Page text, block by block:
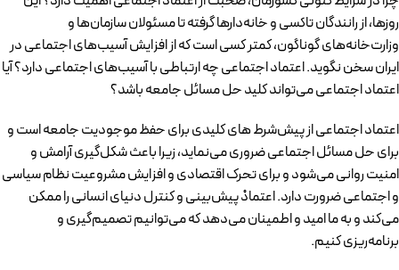
روزها، از رانندگان تاکسی و خانه‌دارها گرفته تا مسئولان سازمان‌ها و
وزارت‌خانه‌های گوناگون، کمتر کسی است که از افزایش آسیب‌های اجتماعی در
ایران سخن نگوید. اعتماد اجتماعی چه ارتباطی با آسیب‌های اجتماعی دارد؟ آیا
اعتماد اجتماعی می‌تواند کلید حل مسائل جامعه باشد؟
اعتماد اجتماعی از پیش‌شرط‌ های کلیدی برای حفظ موجودیت جامعه است و
برای حل مسائل اجتماعی ضروری می‌نماید، زیرا باعث شکل‌گیری آرامش و
امنیت روانی می‌شود و برای تحرک اقتصادی و افزایش مشروعیت نظام سیاسی
و اجتماعی ضرورت دارد. اعتمادْ پیش‌بینی و کنترل دنیای انسانی را ممکن
می‌کند و به ما امید و اطمینان می‌دهد که می‌توانیم تصمیم‌گیری و
برنامه‌ریزی کنیم.